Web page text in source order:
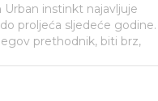
Urban instinkt najavljuje
proljeća sljedeće godine.
prethodnik, biti brz,